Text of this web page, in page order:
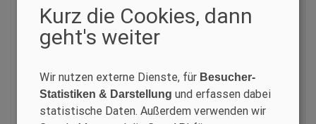
PORT MACHINERY
Igors Ivanovs
LV-1063 Rīga
Lettland
+ (371) 67187956
Kurz die Cookies, dann
geht's weiter
Wir nutzen externe Dienste, für Besucher-
Statistiken & Darstellung und erfassen dabei
statistische Daten. Außerdem verwenden wir